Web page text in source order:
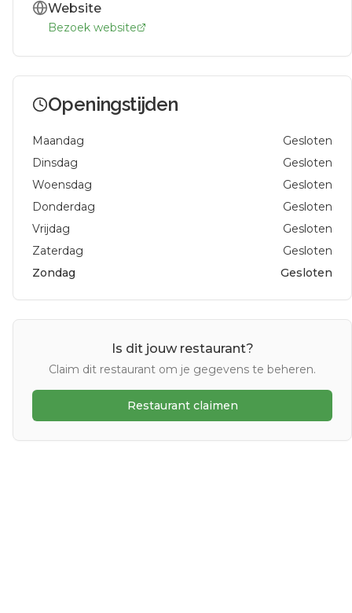
Website
Bezoek website
Openingstijden
Maandag
Gesloten
Dinsdag
Gesloten
Woensdag
Gesloten
Donderdag
Gesloten
Vrijdag
Gesloten
Zaterdag
Gesloten
Zondag
Gesloten
Is dit jouw restaurant?
Claim dit restaurant om je gegevens te beheren.
Restaurant claimen